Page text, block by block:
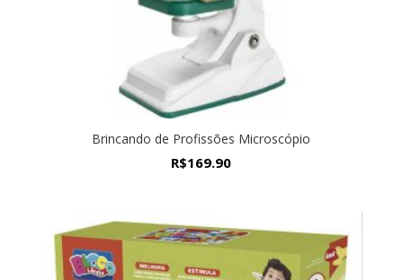
Brincando de Profissões Microscópio
R$169.90